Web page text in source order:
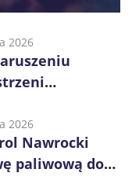
2026
2026
Nawrocki
paliwową do